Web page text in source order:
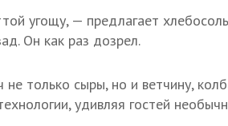
угощу, — предлагает
Он как раз дозрел.
только сыры, но и ветчину,
удивляя гостей